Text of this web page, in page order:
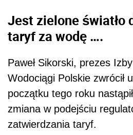
Jest zielone światło
taryf za wodę ….
Paweł Sikorski, prezes
Wodociągi Polskie zwrócił
początku tego roku
zmiana w podejściu
zatwierdzania taryf.